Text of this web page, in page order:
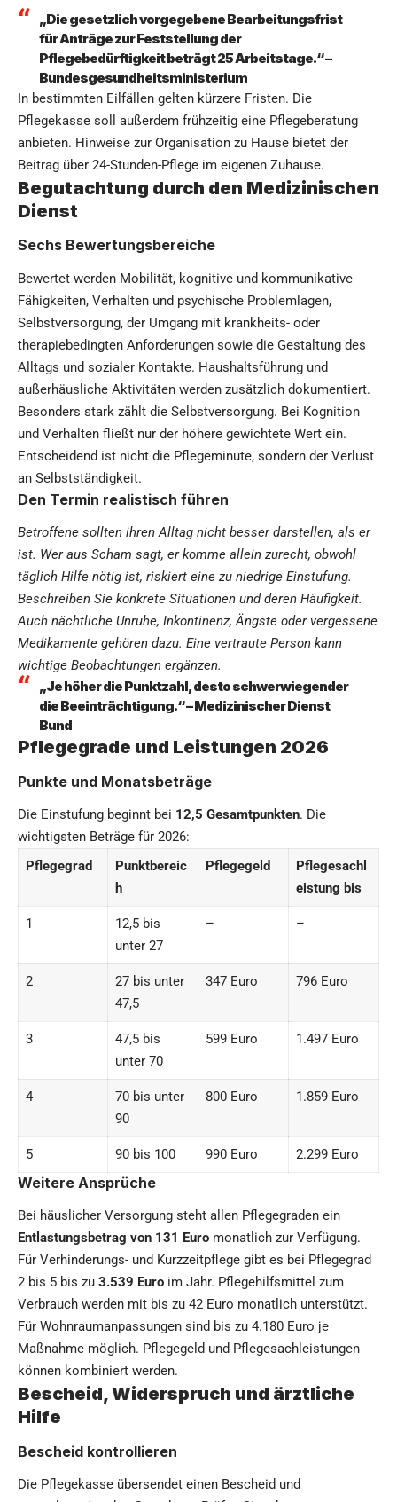
„Die gesetzlich vorgegebene Bearbeitungsfrist
für Anträge zur Feststellung der
Pflegebedürftigkeit beträgt 25 Arbeitstage.“ –
Bundesgesundheitsministerium
In bestimmten Eilfällen gelten kürzere Fristen. Die
Pflegekasse soll außerdem frühzeitig eine Pflegeberatung
anbieten. Hinweise zur Organisation zu Hause bietet der
Beitrag über 24-Stunden-Pflege im eigenen Zuhause.
Begutachtung durch den Medizinischen
Dienst
Sechs Bewertungsbereiche
Bewertet werden Mobilität, kognitive und kommunikative
Fähigkeiten, Verhalten und psychische Problemlagen,
Selbstversorgung, der Umgang mit krankheits- oder
therapiebedingten Anforderungen sowie die Gestaltung des
Alltags und sozialer Kontakte. Haushaltsführung und
außerhäusliche Aktivitäten werden zusätzlich dokumentiert.
Besonders stark zählt die Selbstversorgung. Bei Kognition
und Verhalten fließt nur der höhere gewichtete Wert ein.
Entscheidend ist nicht die Pflegeminute, sondern der Verlust
an Selbstständigkeit.
Den Termin realistisch führen
Betroffene sollten ihren Alltag nicht besser darstellen, als er
ist. Wer aus Scham sagt, er komme allein zurecht, obwohl
täglich Hilfe nötig ist, riskiert eine zu niedrige Einstufung.
Beschreiben Sie konkrete Situationen und deren Häufigkeit.
Auch nächtliche Unruhe, Inkontinenz, Ängste oder vergessene
Medikamente gehören dazu. Eine vertraute Person kann
wichtige Beobachtungen ergänzen.
„Je höher die Punktzahl, desto schwerwiegender
die Beeinträchtigung.“ – Medizinischer Dienst
Bund
Pflegegrade und Leistungen 2026
Punkte und Monatsbeträge
Die Einstufung beginnt bei 12,5 Gesamtpunkten. Die
wichtigsten Beträge für 2026:
Pflegegrad
Punktbereic
h
Pflegegeld
Pflegesachl
eistung bis
1
12,5 bis
unter 27
– –
2
27 bis unter
47,5
347 Euro 796 Euro
3
47,5 bis
unter 70
599 Euro 1.497 Euro
4
70 bis unter
90
800 Euro 1.859 Euro
5 90 bis 100 990 Euro 2.299 Euro
Weitere Ansprüche
Bei häuslicher Versorgung steht allen Pflegegraden ein
Entlastungsbetrag von 131 Euro monatlich zur Verfügung.
Für Verhinderungs- und Kurzzeitpflege gibt es bei Pflegegrad
2 bis 5 bis zu 3.539 Euro im Jahr. Pflegehilfsmittel zum
Verbrauch werden mit bis zu 42 Euro monatlich unterstützt.
Für Wohnraumanpassungen sind bis zu 4.180 Euro je
Maßnahme möglich. Pflegegeld und Pflegesachleistungen
können kombiniert werden.
Bescheid, Widerspruch und ärztliche
Hilfe
Bescheid kontrollieren
Die Pflegekasse übersendet einen Bescheid und